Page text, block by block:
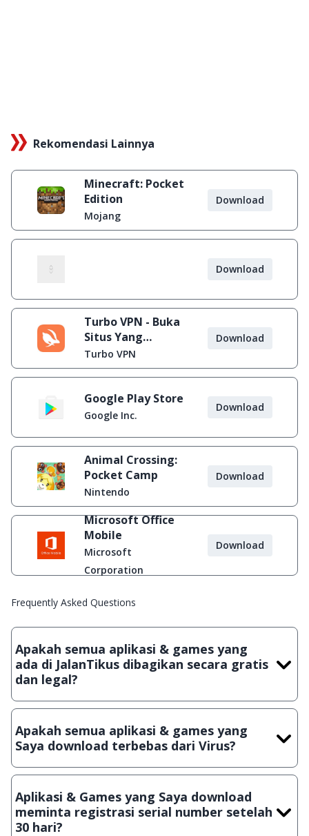
Rekomendasi Lainnya
Minecraft: Pocket
Edition
Mojang
Download
Download
Turbo VPN - Buka
Situs Yang
Diblokir
Turbo VPN
Download
Google Play Store
Google Inc.
Download
Animal Crossing:
Pocket Camp
Nintendo
Download
Microsoft Office
Mobile
Microsoft
Corporation
Download
Frequently Asked Questions
Apakah semua aplikasi & games yang
ada di JalanTikus dibagikan secara gratis
dan legal?
Ya, JalanTikus hanya membagikan aplikasi & games yang
crack, patch atau semacamnya.
Apakah semua aplikasi & games yang
Saya download terbebas dari Virus?
Ya, JalanTikus selalu melakukan scanning dengan 3 jenis
suatu aplikasi atau games, sehingga bisa dijamin 100%
terbebas dari virus.
Aplikasi & Games yang Saya download
meminta registrasi serial number setelah
30 hari?